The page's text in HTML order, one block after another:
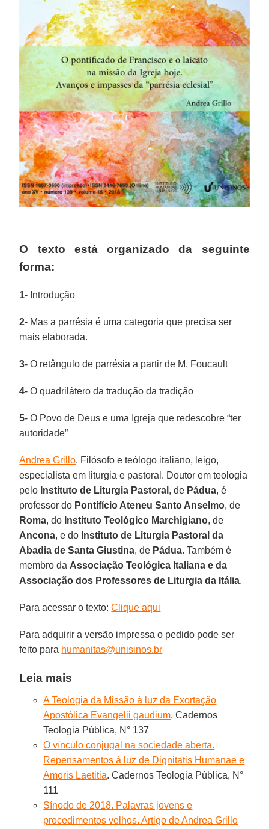
O texto está organizado da seguinte
forma:
1- Introdução
2- Mas a parrésia é uma categoria que precisa ser
mais elaborada.
3- O retângulo de parrésia a partir de M. Foucault
4- O quadrilátero da tradução da tradição
5- O Povo de Deus e uma Igreja que redescobre “ter
autoridade”
Andrea Grillo. Filósofo e teólogo italiano, leigo,
especialista em liturgia e pastoral. Doutor em teologia
pelo Instituto de Liturgia Pastoral , de Pádua, é
professor do Pontifício Ateneu Santo Anselmo, de
Roma, do Instituto Teológico Marchigiano, de
Ancona, e do Instituto de Liturgia Pastoral da
Abadia de Santa Giustina, de Pádua. Também é
membro da Associação Teológica Italiana e da
Associação dos Professores de Liturgia da Itália.
Para acessar o texto:Clique aqui
Para adquirir a versão impressa o pedido pode ser
feito para humanitas@unisinos.br
Leia mais
A Teologia da Missão à luz da Exortação
Apostólica Evangelii gaudium. Cadernos
Teologia Pública, N° 137
O vínculo conjugal na sociedade aberta.
Repensamentos à luz de Dignitatis Humanae e
Amoris Laetitia. Cadernos Teologia Pública, N°
111
Sínodo de 2018. Palavras jovens e
procedimentos velhos. Artigo de Andrea Grillo